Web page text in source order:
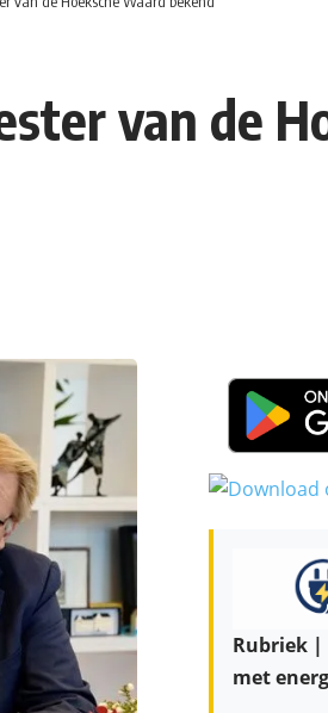
van de
Rubriek |
met